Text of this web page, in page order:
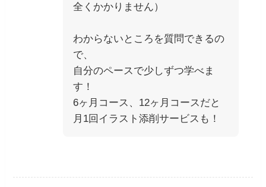
全くかかりません）
わからないところを質問できるの
で、
自分のペースで少しずつ学べま
す！
6ヶ月コース、12ヶ月コースだと
月1回イラスト添削サービスも！